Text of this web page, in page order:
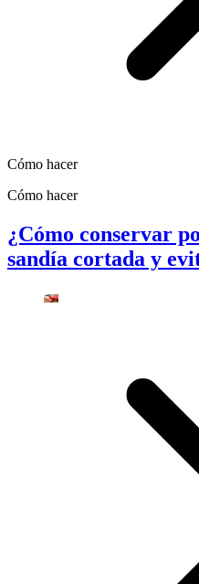
Cómo hacer
Cómo hacer
¿Cómo conservar
sandía cortada y